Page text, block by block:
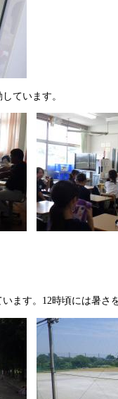
ています。
ます。12時頃には暑さ